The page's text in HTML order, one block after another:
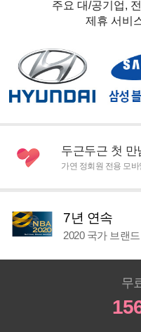
주요 대/공기업,
제휴 서비
두근두근 첫 만
가연 정회원 전용 모바
7년 연속
2020 국가 브랜
무